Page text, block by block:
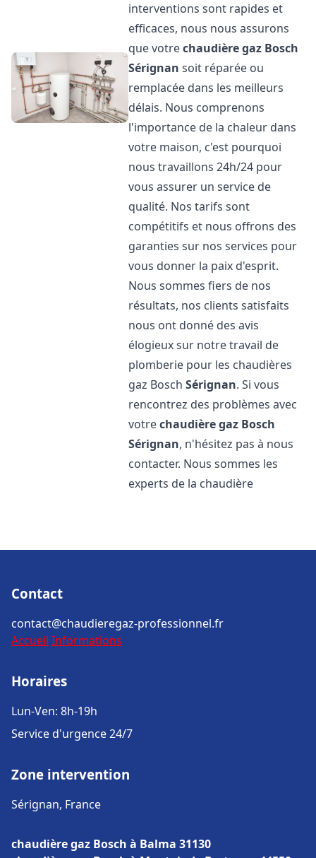
interventions sont rapides et
efficaces, nous nous assurons
que votrechaudière gaz Bosch
Sérignan soit réparée ou
remplacée dans les meilleurs
délais. Nous comprenons
l'importance de la chaleur dans
votre maison, c'est pourquoi
nous travaillons 24h/24 pour
vous assurer un service de
qualité. Nos tarifs sont
compétitifs et nous offrons des
garanties sur nos services pour
vous donner la paix d'esprit.
Nous sommes fiers de nos
résultats, nos clients satisfaits
nous ont donné des avis
élogieux sur notre travail de
plomberie pour les chaudières
gaz BoschSérignan. Si vous
rencontrez des problèmes avec
votrechaudière gaz Bosch
Sérignan, n'hésitez pas à nous
contacter. Nous sommes les
experts de la chaudière
Contact
contact@chaudieregaz-professionnel.fr
Accueil Informations
Horaires
Lun-Ven: 8h-19h
Service d'urgence 24/7
Zone intervention
Sérignan, France
chaudière gaz Bosch à Balma 31130